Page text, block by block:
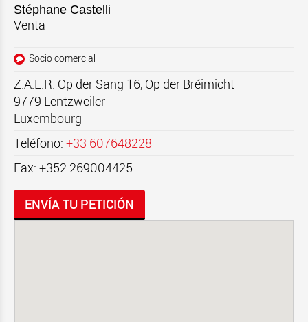
Stéphane Castelli
Venta
Socio comercial
Z.A.E.R. Op der Sang 16, Op der Bréimicht
9779 Lentzweiler
Luxembourg
Teléfono: +33 607648228
Fax: +352 269004425
ENVÍA TU PETICIÓN